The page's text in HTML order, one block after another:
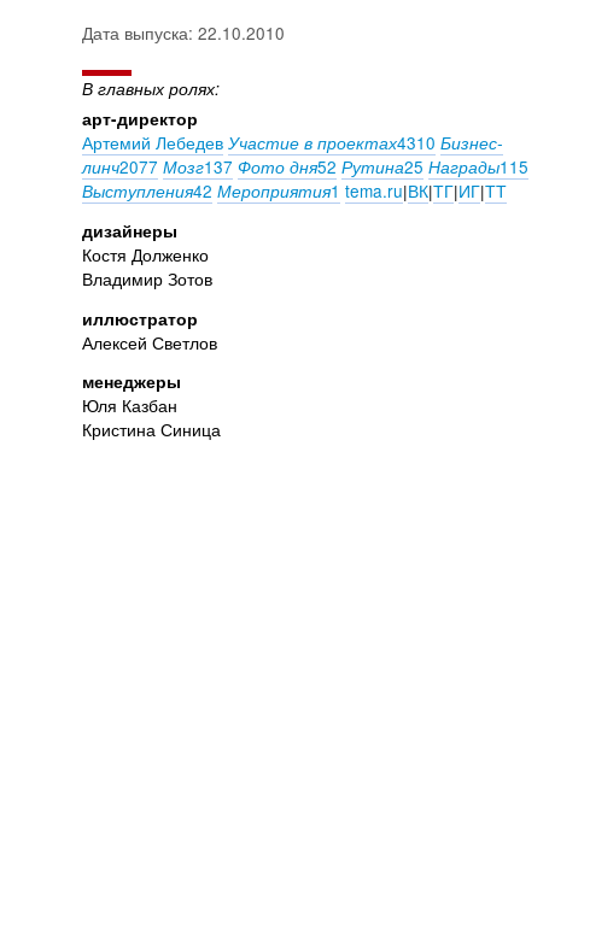
Дата выпуска: 22.10.2010
В главных ролях:
арт-директор
Артемий Лебедев Участие в проектах4310 Бизнес-
линч2077 Мозг137 Фото дня52 Рутина25 Награды115
Выступления42 Мероприятия1 tema.ru|ВК|ТГ|ИГ|ТТ
дизайнеры
Костя Долженко
Владимир Зотов
иллюстратор
Алексей Светлов
менеджеры
Юля Казбан
Кристина Синица